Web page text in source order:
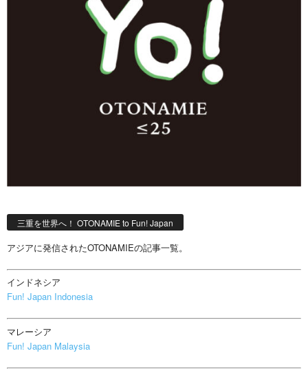
三重を世界へ！ OTONAMIE to Fun! Japan
アジアに発信されたOTONAMIEの記事一覧。
インドネシア
Fun! Japan Indonesia
マレーシア
Fun! Japan Malaysia